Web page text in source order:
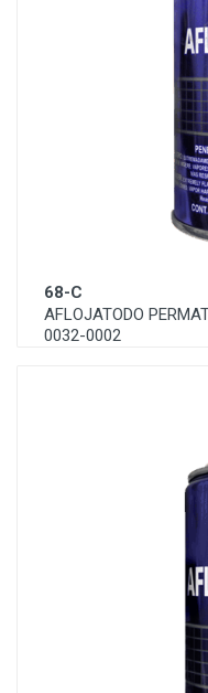
68-C
AFLOJATODO
0032-0002